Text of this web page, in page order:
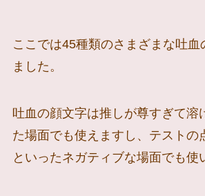
ここでは45種類のさまざまな吐血
ました。
吐血の顔文字は推しが尊すぎて
た場面でも使えますし、テスト
といったネガティブな場面でも使